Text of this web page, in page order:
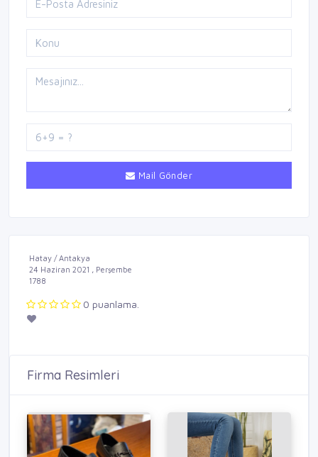
Mail Gönder
Hatay / Antakya
24 Haziran 2021 , Perşembe
1788
0 puanlama.
Firma Resimleri